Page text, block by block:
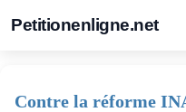
Petitionenligne.net
Contre la réforme